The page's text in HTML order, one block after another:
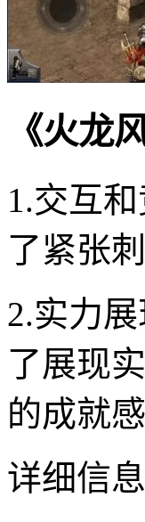
《火龙
1.交互
了紧张
2.实力
了展现
的成就感
详细信息